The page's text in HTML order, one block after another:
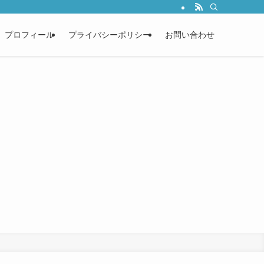
プロフィール プライバシーポリシー お問い合わせ